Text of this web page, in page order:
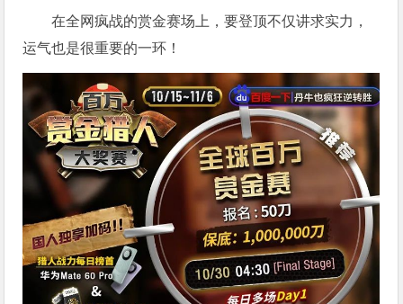
在全网疯战的赏金赛场上，要登顶不仅讲求实力，
运气也是很重要的一环！